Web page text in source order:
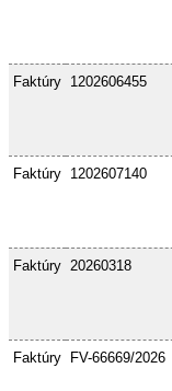
Faktúry 1202606455
Faktúry 1202607140
Faktúry 20260318
Faktúry FV-66669/2026